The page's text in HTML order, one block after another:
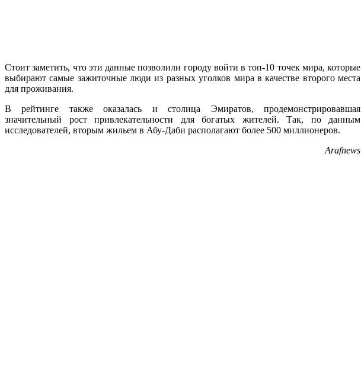
Стоит заметить, что эти данные позволили городу войти в топ-10 точек мира, которые
выбирают самые зажиточные люди из разных уголков мира в качестве второго места
для проживания.
В рейтинге также оказалась и столица Эмиратов, продемонстрировавшая
значительный рост привлекательности для богатых жителей. Так, по данным
исследователей, вторым жильем в Абу-Даби располагают более 500 миллионеров.
Arafnews